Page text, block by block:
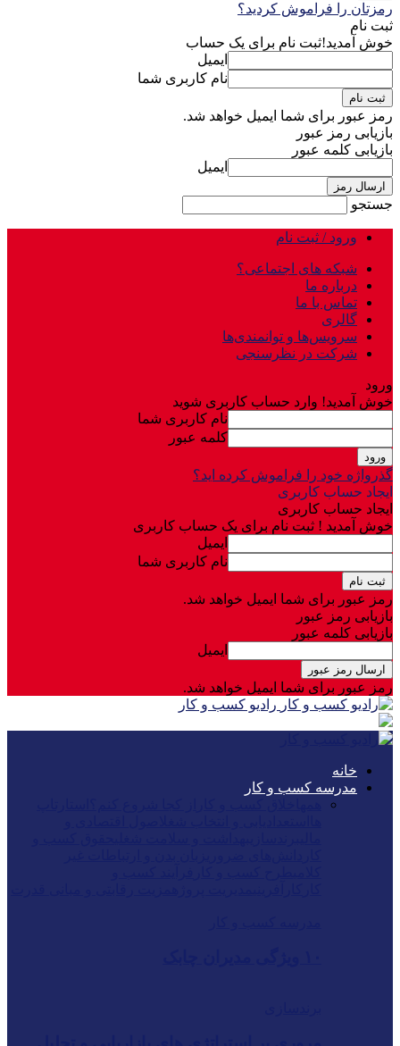
رمزتان را فراموش کردید؟
ثبت نام
خوش آمدید!ثبت نام برای یک حساب
ایمیل
نام کاربری شما
رمز عبور برای شما ایمیل خواهد شد.
بازیابی رمز عبور
بازیابی کلمه عبور
ایمیل
جستجو
ورود / ثبت نام
شبکه های اجتماعی؟
درباره ما
تماس با ما
گالری
سرویس‌ها و توانمندی‌ها
شرکت در نظرسنجی
ورود
خوش آمدید! وارد حساب کاربری شوید
نام کاربری شما
کلمه عبور
گذرواژه خود را فراموش کرده اید؟
ایجاد حساب کاربری
ایجاد حساب کاربری
خوش آمدید ! ثبت نام برای یک حساب کاربری
ایمیل
نام کاربری شما
رمز عبور برای شما ایمیل خواهد شد.
بازیابی رمز عبور
بازیابی کلمه عبور
ایمیل
رمز عبور برای شما ایمیل خواهد شد.
رادیو کسب و کار
خانه
مدرسه کسب و کار